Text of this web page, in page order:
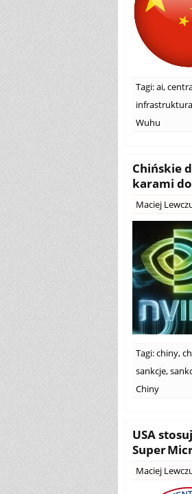
Tagi:ai,
Wuhu
Chińskie
karami
Maciej
Tagi:chiny,
sankcje,
Chiny
USA
Super
Maciej